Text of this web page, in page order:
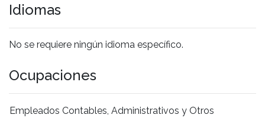
Idiomas
No se requiere ningún idioma específico.
Ocupaciones
Empleados Contables, Administrativos y Otros